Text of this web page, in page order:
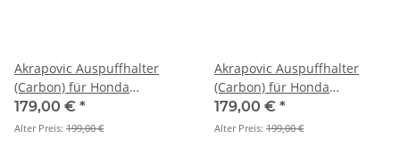
Akrapovic Auspuffhalter
(Carbon) für Honda
CBR1000RR - BJ. 2017 > 2019
(P-MBH10E1)
179,00 € *
Alter Preis: 199,00 €
Akrapovic Auspuffhalter
(Carbon) für Honda
CBR1000RR - BJ. 2017 > 2019
(P-MBH10SO1)
179,00 € *
Alter Preis: 199,00 €